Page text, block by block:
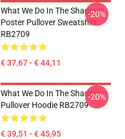
What We Do In The Shadows
Poster Pullover Sweatshirt
RB2709
€ 37,67 - € 44,11
-20%
What We Do In The Shadows
Pullover Hoodie RB2709
€ 39,51 - € 45,95
-20%